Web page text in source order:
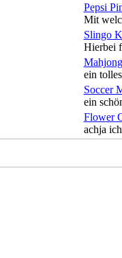
Pepsi
Mit
Slingo
Hierbei
ein
Soccer
ein
Flower
achja